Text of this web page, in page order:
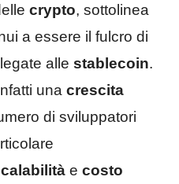
crypto, sottolinea
a essere il fulcro di
alle stablecoin.
una crescita
di sviluppatori
e costo